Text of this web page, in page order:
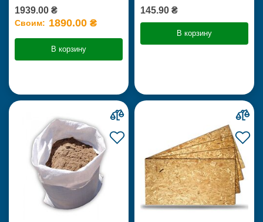
1939.00 ₴
Своим: 1890.00 ₴
В корзину
145.90 ₴
В корзину